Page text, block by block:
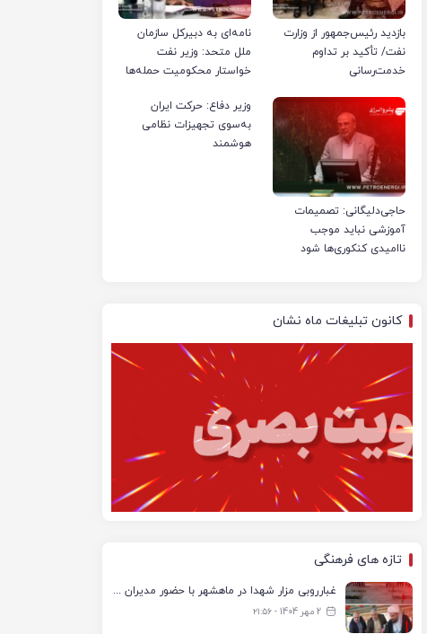
بازدید رئیس‌جمهور از وزارت
نفت/ تأکید بر تداوم
خدمت‌رسانی
نامه‌ای به دبیرکل سازمان
ملل متحد: وزیر نفت
خواستار محکومیت حمله‌ها
ایران شد
حاجی‌دلیگانی: تصمیمات
آموزشی نباید موجب
ناامیدی کنکوری‌ها شود
وزیر دفاع: حرکت ایران
به‌سوی تجهیزات نظامی
هوشمند
کانون تبلیغات ماه نشان
تازه های فرهنگی
غبارروبی مزار شهدا در ماهشهر با حضور مدیران پتروشیمی اروند و مسئولان شهری
2 مهر 1404 - ۲۱:۵۶